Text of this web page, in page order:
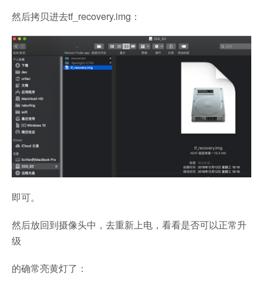
然后拷贝进去tf_recovery.img：
即可。
然后放回到摄像头中，去重新上电，看看是否可以正常升
级
的确常亮黄灯了：